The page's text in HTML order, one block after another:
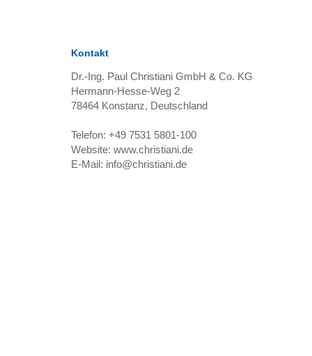
Kontakt
Dr.-Ing. Paul Christiani GmbH & Co. KG
Hermann-Hesse-Weg 2
78464 Konstanz, Deutschland
Telefon: +49 7531 5801-100
Website: www.christiani.de
E-Mail: info@christiani.de